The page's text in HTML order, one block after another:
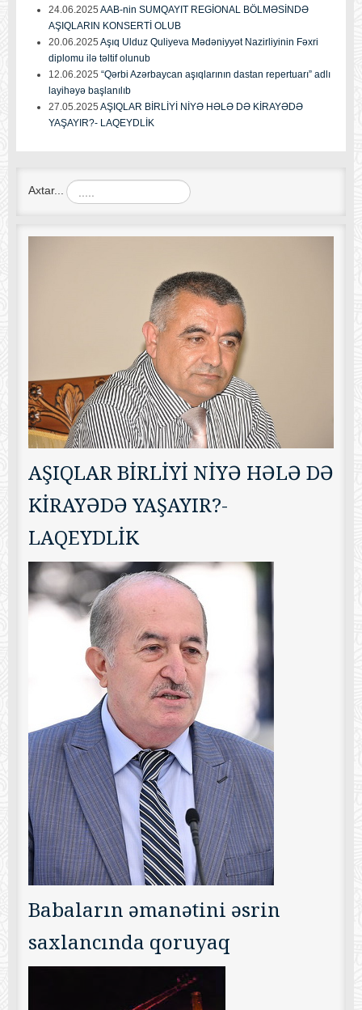
24.06.2025 AAB-nin SUMQAYIT REGİONAL BÖLMƏSİNDƏ
AŞIQLARIN KONSERTİ OLUB
20.06.2025 Aşıq Ulduz Quliyeva Mədəniyyət Nazirliyinin Fəxri
diplomu ilə təltif olunub
12.06.2025 “Qərbi Azərbaycan aşıqlarının dastan repertuarı” adlı
layihəyə başlanılıb
27.05.2025 AŞIQLAR BİRLİYİ NİYƏ HƏLƏ DƏ KİRAYƏDƏ
YAŞAYIR?- LAQEYDLİK
Axtar...
AŞIQLAR BİRLİYİ NİYƏ HƏLƏ DƏ
KİRAYƏDƏ YAŞAYIR?-
LAQEYDLİK
Babaların əmanətini əsrin
saxlancında qoruyaq